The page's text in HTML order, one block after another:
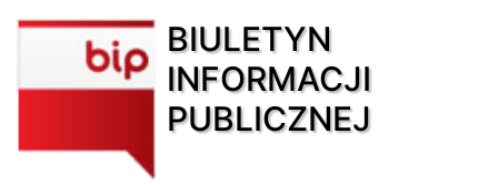
BIULETYN
INFORMACJI
PUBLICZNEJ